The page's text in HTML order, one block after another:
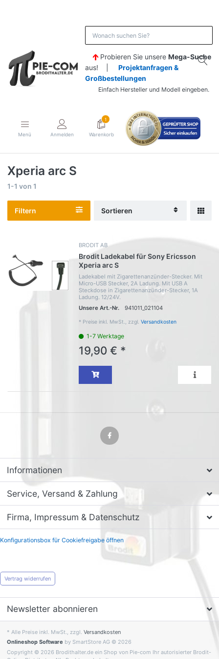
Probieren Sie unsere Mega-Suche
aus! | Projektanfragen &
Großbestellungen
Einfach Hersteller und Modell eingeben.
Menü Anmelden
1
Warenkorb
Xperia arc S
1-1 von 1
Filtern Sortieren
BRODIT AB
Brodit Ladekabel für Sony Ericsson
Xperia arc S
Ladekabel mit Zigarettenanzünder-Stecker. Mit
Micro-USB Stecker, 2A Ladung. Mit USB A
Steckdose in Zigarettenanzünder-Stecker, 1A
Ladung. 12/24V.
Unsere Art.-Nr.
941011_021104
* Preise inkl. MwSt., zzgl. Versandkosten
1-7 Werktage
19,90 € *
Informationen
Service, Versand & Zahlung
Firma, Impressum & Datenschutz
Konfigurationsbox für Cookiefreigabe öffnen
Vertrag widerrufen
Newsletter abonnieren
* Alle Preise inkl. MwSt., zzgl. Versandkosten
Onlineshop Software by SmartStore AG © 2026
Copyright © 2026 Brodithalter.de ein Shop von Pie-com Ihr autorisierter Brodit-